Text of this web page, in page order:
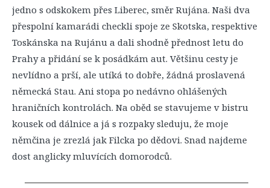
jedno s odskokem přes Liberec, směr Rujána. Naši dva
přespolní kamarádi checkli spoje ze Skotska, respektive
Toskánska na Rujánu a dali shodně přednost letu do
Prahy a přidání se k posádkám aut. Většinu cesty je
nevlídno a prší, ale utíká to dobře, žádná proslavená
německá Stau. Ani stopa po nedávno ohlášených
hraničních kontrolách. Na oběd se stavujeme v bistru
kousek od dálnice a já s rozpaky sleduju, že moje
němčina je zrezlá jak Filcka po dědovi. Snad najdeme
dost anglicky mluvících domorodců.